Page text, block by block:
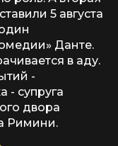
5 августа
Данте.
в аду.
-
- супруга
двора
Римини.